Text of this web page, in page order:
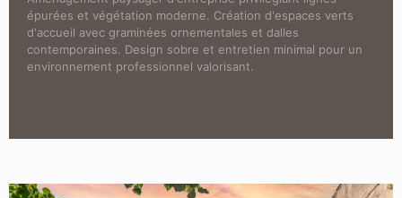
épurées et végétation moderne. Création d'espaces verts
d'accueil avec graminées ornementales et dalles
contemporaines. Design sobre et entretien minimal pour un
environnement professionnel valorisant.